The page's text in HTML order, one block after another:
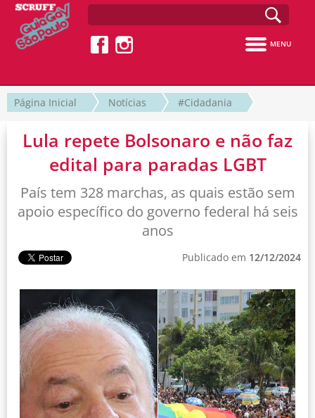
MENU
Página Inicial Notícias #Cidadania
Lula repete Bolsonaro e não faz
edital para paradas LGBT
País tem 328 marchas, as quais estão sem
apoio específico do governo federal há seis
anos
Publicado em 12/12/2024